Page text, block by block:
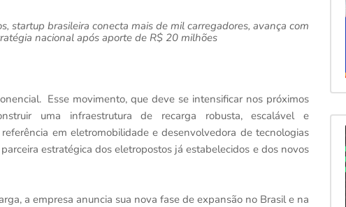
startup brasileira conecta mais de mil carregadores, avança com
nacional após aporte de R$ 20 milhões
Esse movimento, que deve se intensificar nos próximos
uma infraestrutura de recarga robusta, escalável e
referência em eletromobilidade e desenvolvedora de tecnologias
estratégica dos eletropostos já estabelecidos e dos novos
a empresa anuncia sua nova fase de expansão no Brasil e na